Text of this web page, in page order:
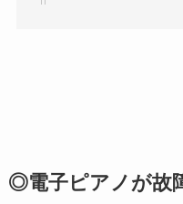
◎電子ピアノが故